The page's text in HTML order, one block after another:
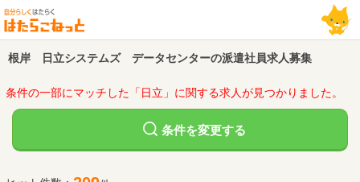
根岸 日立システムズ データセンターの派遣社員求人募集
条件の一部にマッチした「日立」に関する求人が見つかりました。
条件を変更する